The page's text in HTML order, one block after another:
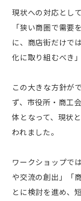
現状への対応とし
「狭い商圏で需要
に、商店街だけで
化に取り組むべき
この大きな方針が
ず、市役所・商工
体となって、現状
われました。
ワークショップで
や交流の創出」「
とに検討を進め、